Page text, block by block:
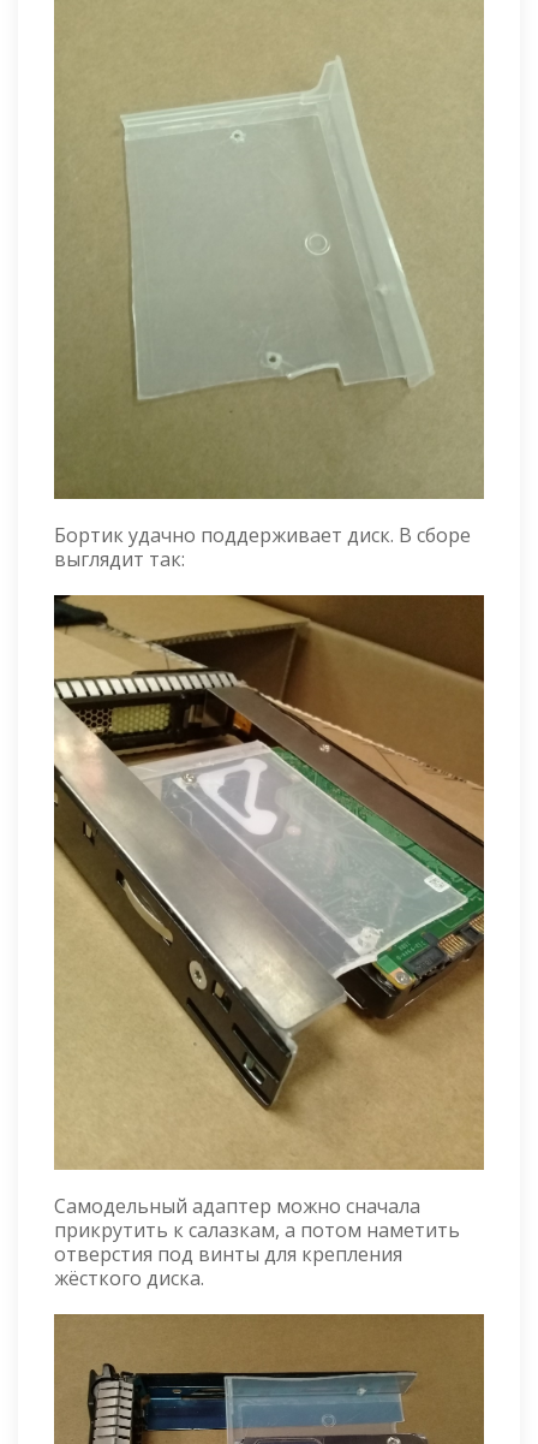
Бортик удачно поддерживает диск. В сборе
выглядит так:
Самодельный адаптер можно сначала
прикрутить к салазкам, а потом наметить
отверстия под винты для крепления
жёсткого диска.